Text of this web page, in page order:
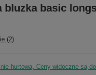
bluzka basic
(2)
hurtową. Ceny widoczne są